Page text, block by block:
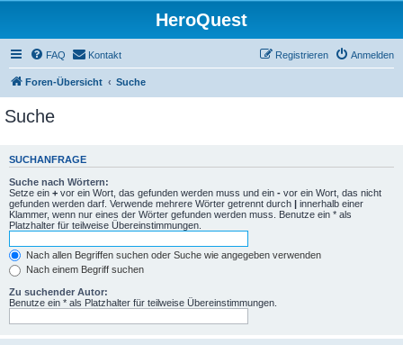
HeroQuest
FAQ Kontakt Anmelden
Registrieren
Foren-Übersicht Suche
Suche
SUCHANFRAGE
Suche nach Wörtern:
Setze ein + vor ein Wort, das gefunden werden muss und ein - vor ein Wort, das nicht
gefunden werden darf. Verwende mehrere Wörter getrennt durch | innerhalb einer
Klammer, wenn nur eines der Wörter gefunden werden muss. Benutze ein * als
Platzhalter für teilweise Übereinstimmungen.
Nach allen Begriffen suchen oder Suche wie angegeben verwenden
Nach einem Begriff suchen
Zu suchender Autor:
Benutze ein * als Platzhalter für teilweise Übereinstimmungen.